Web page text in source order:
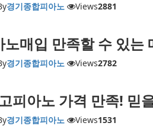
경기종합피아노 Views2881
매입 만족할 수 있는
경기종합피아노 Views2782
피아노 가격 만족! 믿
경기종합피아노 Views1531